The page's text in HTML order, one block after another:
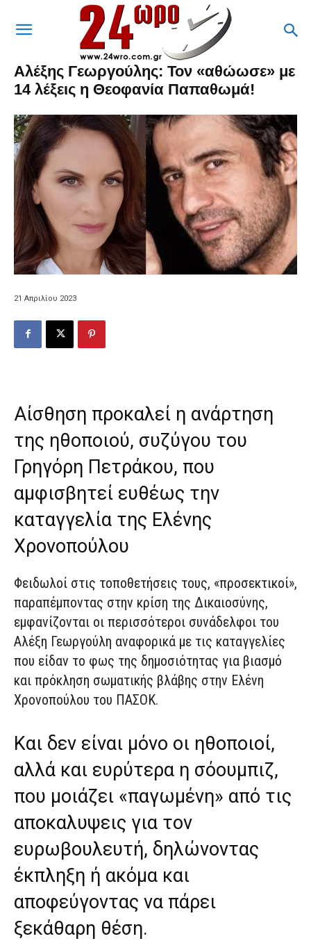
Αλέξης Γεωργούλης: Τον «αθώωσε» με
14 λέξεις η Θεοφανία Παπαθωμά!
21 Απριλίου 2023
Αίσθηση προκαλεί η ανάρτηση
της ηθοποιού, συζύγου του
Γρηγόρη Πετράκου, που
αμφισβητεί ευθέως την
καταγγελία της Ελένης
Χρονοπούλου
Φειδωλοί στις τοποθετήσεις τους, «προσεκτικοί»,
παραπέμποντας στην κρίση της Δικαιοσύνης,
εμφανίζονται οι περισσότεροι συνάδελφοι του
Αλέξη Γεωργούλη αναφορικά με τις καταγγελίες
που είδαν το φως της δημοσιότητας για βιασμό
και πρόκληση σωματικής βλάβης στην Ελένη
Χρονοπούλου του ΠΑΣΟΚ.
Και δεν είναι μόνο οι ηθοποιοί,
αλλά και ευρύτερα η σόουμπιζ,
που μοιάζει «παγωμένη» από τις
αποκαλυψεις για τον
ευρωβουλευτή, δηλώνοντας
έκπληξη ή ακόμα και
αποφεύγοντας να πάρει
ξεκάθαρη θέση.